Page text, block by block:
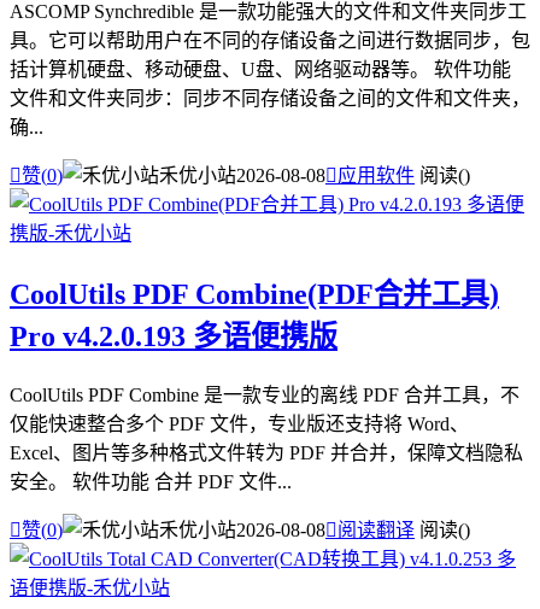
ASCOMP Synchredible 是一款功能强大的文件和文件夹同步工
具。它可以帮助用户在不同的存储设备之间进行数据同步，包
括计算机硬盘、移动硬盘、U盘、网络驱动器等。 软件功能
文件和文件夹同步：同步不同存储设备之间的文件和文件夹，
确...
赞(0) 禾优小站2026-08-08应用软件 阅读()
CoolUtils PDF Combine(PDF合并工具)
Pro v4.2.0.193 多语便携版
CoolUtils PDF Combine 是一款专业的离线 PDF 合并工具，不
仅能快速整合多个 PDF 文件，专业版还支持将 Word、
Excel、图片等多种格式文件转为 PDF 并合并，保障文档隐私
安全。 软件功能 合并 PDF 文件...
赞(0) 禾优小站2026-08-08阅读翻译 阅读()